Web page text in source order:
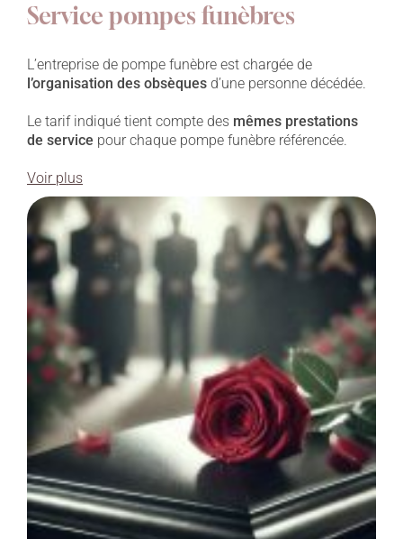
Service pompes funèbres
L’entreprise de pompe funèbre est chargée de
l’organisation des obsèques d’une personne décédée.
Le tarif indiqué tient compte des mêmes prestations
de service pour chaque pompe funèbre référencée.
Voir plus